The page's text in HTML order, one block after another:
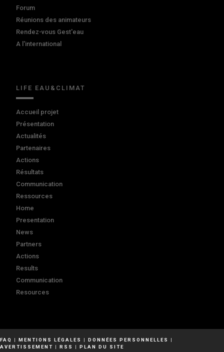
Forum
Réunions des animateurs
Rendez-vous Gest'eau
A l'international
LIFE EAU&CLIMAT
Accueil projet
Présentation
Actualités
Partenaires
Actions
Résultats
Communication
Ressources
Home
Presentation
News
Partners
Actions
Results
Communication
Resources
FAQ | MENTIONS LÉGALES | DONNÉES PERSONNELLES
|
AVERTISSEMENT | RSS | PLAN DU SITE